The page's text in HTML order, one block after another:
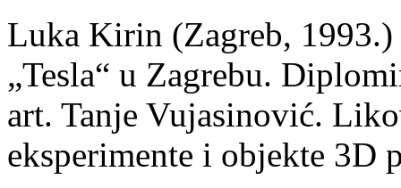
Luka Kirin (Zagreb,
„Tesla“ u Zagrebu.
art. Tanje Vujasinović.
eksperimente i objekte 3D